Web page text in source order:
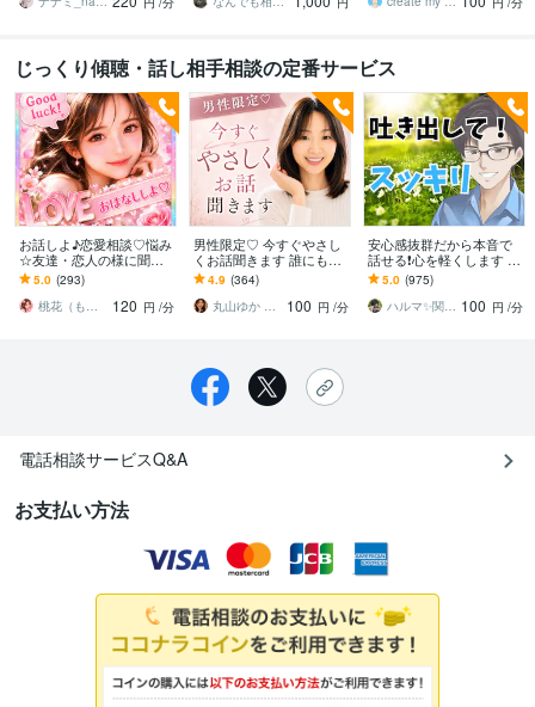
じっくり傾聴・話し相手相談の定番サービス
お話しよ♪恋愛相談♡悩み
☆友達・恋人の様に聞き
ます YouTuber!悩み相談・
復縁・片思い・成就しま
す様に♪
5.0 (293)
桃花（ももか）♡強運パワー心のオアシス♡
120 円 /分
男性限定♡ 今すぐやさし
くお話聞きます 誰にも話
せない話/でも誰かに聞い
てほしい話
4.9 (364)
丸山ゆか やさしい話し相手
100 円 /分
安心感抜群だから本音で
話せる❗️心を軽くします あ
なたの気持ちを最優先✨否
定せず秘密厳守！愚痴・
雑談OK
5.0 (975)
ハルマ✨関西の傾聴マスター 100 円 /分
電話相談サービスQ&A
お支払い方法